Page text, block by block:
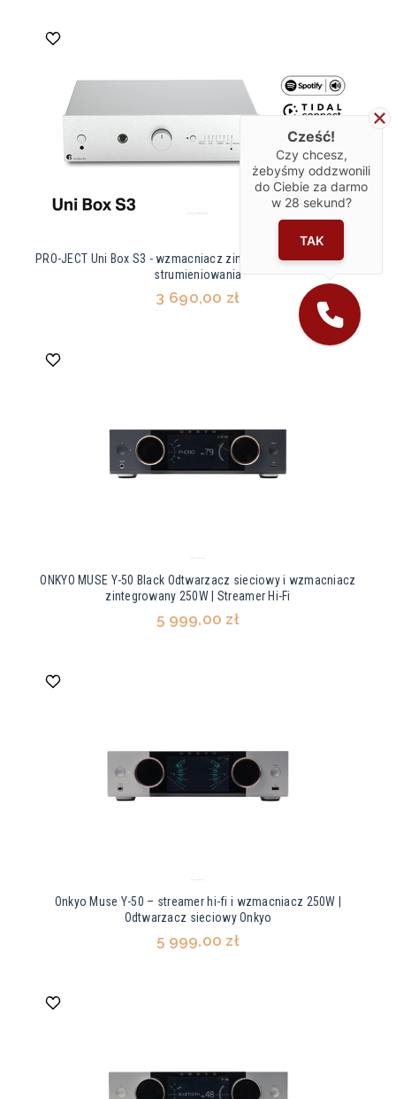
PRO-JECT Uni Box S3 - wzmacniacz zintegrowany z funkcjami
strumieniowania
3 690,00 zł
ONKYO MUSE Y-50 Black Odtwarzacz sieciowy i wzmacniacz
zintegrowany 250W | Streamer Hi-Fi
5 999,00 zł
Onkyo Muse Y-50 – streamer hi-fi i wzmacniacz 250W |
Odtwarzacz sieciowy Onkyo
5 999,00 zł
Cześć!
Czy chcesz,
żebyśmy oddzwonili
do Ciebie za darmo
w 28 sekund?
TAK